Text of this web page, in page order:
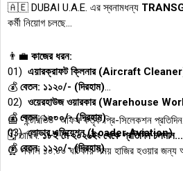
🇦🇪 DUBAI U.A.E. এর স্বনামধন্য
কর্মী নিয়োগ চলছে...
👨‍💼 কাজের ধরন:
01) এয়ারক্রাফট ক্লিনার (Aircraft
💰 বেতন: ১১২০/- (দিরহাম)
02) ওয়েরহাউজ ওয়ারকার (Warehouse
💰 বেতন: ১০০০/- (দিরহাম)
03)লোডার এভিয়েশন (Loader Aviation)
💰 বেতন: ১১২০/- (দিরহাম)
📅 "ইন্টারভিউ" অফিস কর্তৃক প্রি-সিলেকশন প্রতিদিন...
🗓️ তারিখ:১৮ই মে ২০২৬ইং থেকে প্রতিদিন চলমান...
⏰ সকাল ১০.০০ ঘটিকায় সময় হাজির হওয়ার জন্য